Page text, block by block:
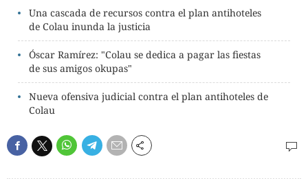
Una cascada de recursos contra el plan antihoteles
de Colau inunda la justicia
Óscar Ramírez: "Colau se dedica a pagar las fiestas
de sus amigos okupas"
Nueva ofensiva judicial contra el plan antihoteles de
Colau